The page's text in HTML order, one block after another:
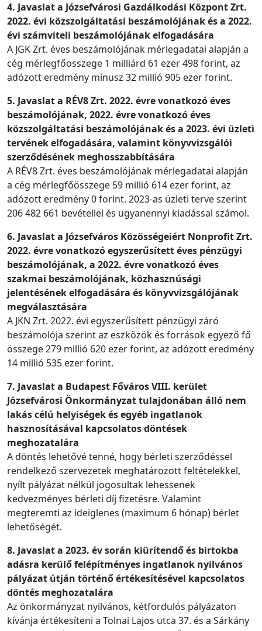
4. Javaslat a Józsefvárosi Gazdálkodási Központ Zrt.
2022. évi közszolgáltatási beszámolójának és a 2022.
évi számviteli beszámolójának elfogadására
A JGK Zrt. éves beszámolójának mérlegadatai alapján a
cég mérlegfőösszege 1 milliárd 61 ezer 498 forint, az
adózott eredmény mínusz 32 millió 905 ezer forint.
5. Javaslat a RÉV8 Zrt. 2022. évre vonatkozó éves
beszámolójának, 2022. évre vonatkozó éves
közszolgáltatási beszámolójának és a 2023. évi üzleti
tervének elfogadására, valamint könyvvizsgálói
szerződésének meghosszabbítására
A RÉV8 Zrt. éves beszámolójának mérlegadatai alapján
a cég mérlegfőösszege 59 millió 614 ezer forint, az
adózott eredmény 0 forint. 2023-as üzleti terve szerint
206 482 661 bevétellel és ugyanennyi kiadással számol.
6. Javaslat a Józsefváros Közösségeiért Nonprofit Zrt.
2022. évre vonatkozó egyszerűsített éves pénzügyi
beszámolójának, a 2022. évre vonatkozó éves
szakmai beszámolójának, közhasznúsági
jelentésének elfogadására és könyvvizsgálójának
megválasztására
A JKN Zrt. 2022. évi egyszerűsített pénzügyi záró
beszámolója szerint az eszközök és források egyező fő
összege 279 millió 620 ezer forint, az adózott eredmény
14 millió 535 ezer forint.
7. Javaslat a Budapest Főváros VIII. kerület
Józsefvárosi Önkormányzat tulajdonában álló nem
lakás célú helyiségek és egyéb ingatlanok
hasznosításával kapcsolatos döntések
meghozatalára
A döntés lehetővé tenné, hogy bérleti szerződéssel
rendelkező szervezetek meghatározott feltételekkel,
nyílt pályázat nélkül jogosultak lehessenek
kedvezményes bérleti díj fizetésre. Valamint
megteremti az ideiglenes (maximum 6 hónap) bérlet
lehetőségét.
8. Javaslat a 2023. év során kiürítendő és birtokba
adásra kerülő felépítményes ingatlanok nyilvános
pályázat útján történő értékesítésével kapcsolatos
döntés meghozatalára
Az önkormányzat nyilvános, kétfordulós pályázaton
kívánja értékesíteni a Tolnai Lajos utca 37. és a Sárkány